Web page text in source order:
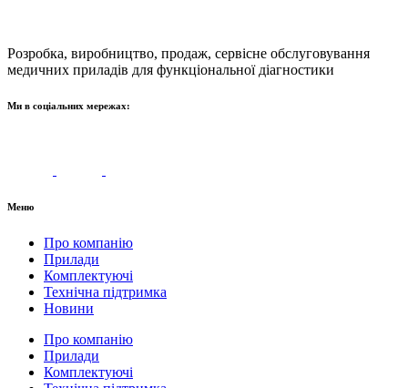
Розробка, виробництво, продаж, сервісне обслуговування
медичних приладів для функціональної діагностики
Ми в соціальних мережах:
Меню
Про компанію
Прилади
Комплектуючі
Технічна підтримка
Новини
Про компанію
Прилади
Комплектуючі